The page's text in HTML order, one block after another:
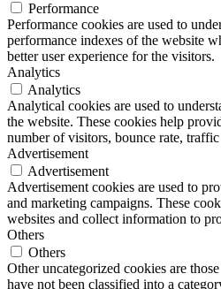
Performance
Performance cookies are used to
performance indexes of the website
better user experience for the visitors.
Analytics
Analytics
Analytical cookies are used to
the website. These cookies help
number of visitors, bounce rate, traffic
Advertisement
Advertisement
Advertisement cookies are used to
and marketing campaigns. These
websites and collect information to
Others
Others
Other uncategorized cookies are
have not been classified into a